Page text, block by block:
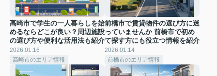
高崎市で学生の一人暮らしを始
めるならどこが良い？周辺施設
の選び方や便利な活用法も紹介
2026.01.16
高崎市のエリア情報
前橋市で賃貸物件の選び方に迷
っていませんか 前橋市で初め
て探す方にも役立つ情報を紹介
2026.01.14
前橋市のエリア情報